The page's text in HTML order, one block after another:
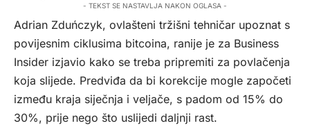
- TEKST SE NASTAVLJA NAKON OGLASA -
Adrian Zduńczyk, ovlašteni tržišni tehničar upoznat s
povijesnim ciklusima bitcoina, ranije je za Business
Insider izjavio kako se treba pripremiti za povlačenja
koja slijede. Predviđa da bi korekcije mogle započeti
između kraja siječnja i veljače, s padom od 15% do
30%, prije nego što uslijedi daljnji rast.